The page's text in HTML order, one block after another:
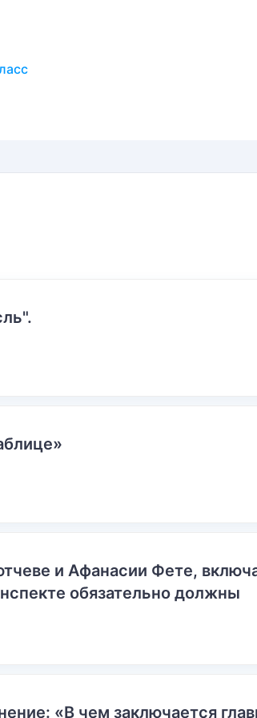
и Афанасии Фете,
обязательно должны
«В чем заключается